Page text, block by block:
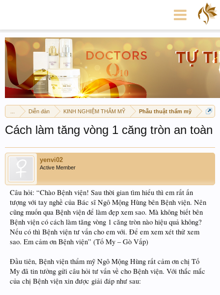
Diễn đàn KINH NGHIỆM THẨM MỸ Phẫu thuật thẩm mỹ
Cách làm tăng vòng 1 căng tròn an toàn
yenvi02
Active Member
Câu hỏi: “Chào Bệnh viện! Sau thời gian tìm hiểu thì em rất ấn
tượng với tay nghề của Bác sĩ Ngô Mộng Hùng bên Bệnh viện. Nên
cũng muốn qua Bệnh viện để làm đẹp xem sao. Mà không biết bên
Bệnh viện có cách làm tăng vòng 1 căng tròn nào hiệu quả không?
Nếu có thì Bệnh viện tư vấn cho em với. Để em xem xét thử xem
sao. Em cảm ơn Bệnh viện” (Tố My – Gò Vấp)
Đầu tiên, Bệnh viện thẩm mỹ Ngô Mộng Hùng rất cảm ơn chị Tố
My đã tin tưởng gửi câu hỏi tư vấn về cho Bệnh viện. Với thắc mắc
của chị Bệnh viện xin được giải đáp như sau: